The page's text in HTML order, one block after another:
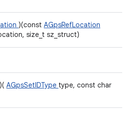
)(const AGpsRefLocation
size_t sz_struct)
)( AGpsSetIDType type, const char